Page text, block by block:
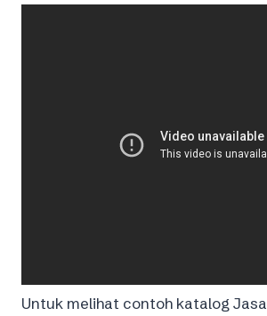
Untuk melihat contoh katalog